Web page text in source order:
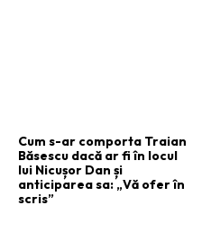
Cum s-ar comporta Traian
Băsescu dacă ar fi în locul
lui Nicușor Dan și
anticiparea sa: „Vă ofer în
scris”